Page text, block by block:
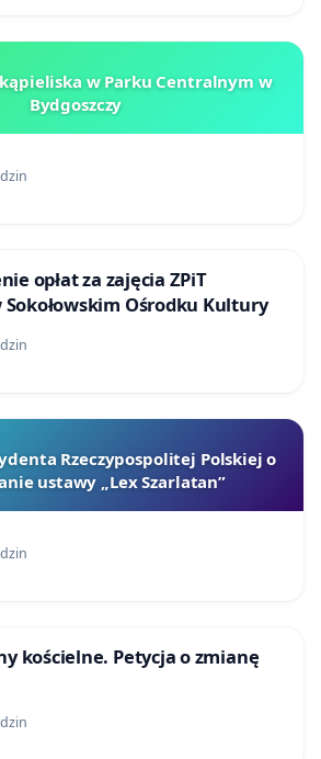
w Parku Centralnym w
Bydgoszczy
opłat za zajęcia ZPiT
Sokołowskim Ośrodku Kultury
Rzeczypospolitej Polskiej o
ustawy „Lex Szarlatan”
kościelne. Petycja o zmianę